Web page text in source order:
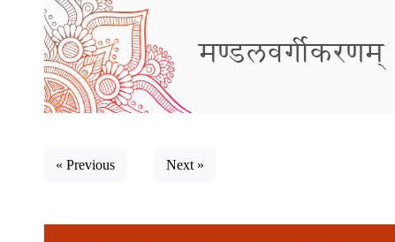
मण्डलवर्गीकरणम्
« Previous Next »